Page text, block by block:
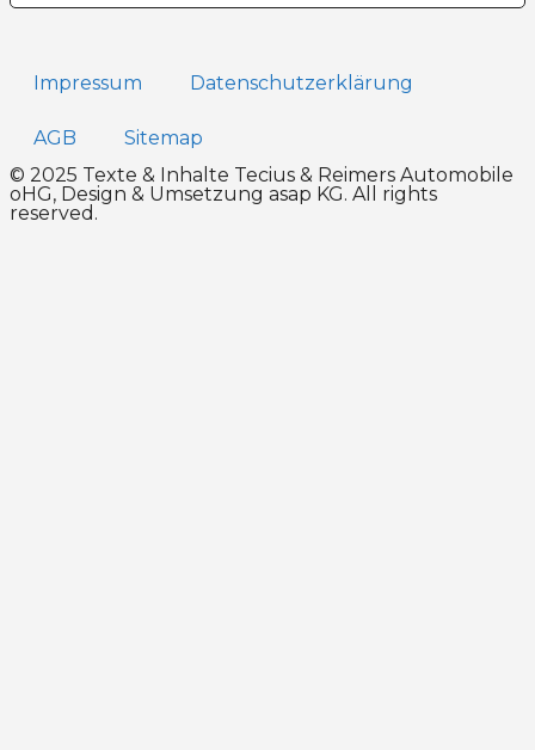
Impressum Datenschutz­erklärung
AGB
Sitemap
© 2025 Texte & Inhalte Tecius & Reimers Automobile
oHG, Design & Umsetzung asap KG. All rights
reserved.